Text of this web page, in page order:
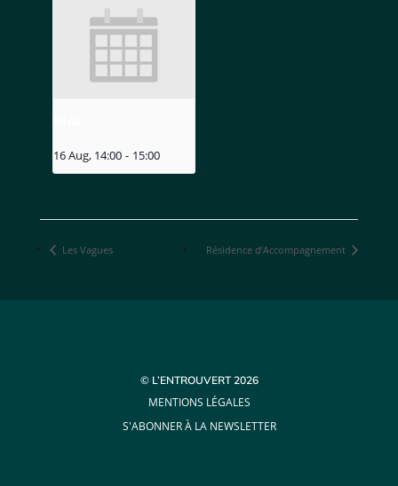
16 Aug, 14:00 - 15:00
Les Vagues Résidence d’Accompagnement
© L’ENTROUVERT 2026
MENTIONS LÉGALES
S'ABONNER À LA NEWSLETTER